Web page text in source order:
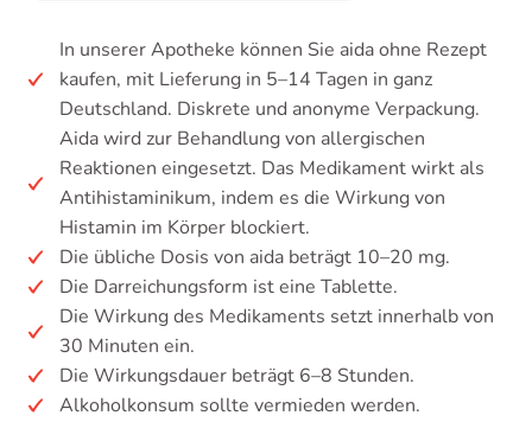
In unserer Apotheke können Sie aida ohne Rezept
kaufen, mit Lieferung in 5–14 Tagen in ganz
Deutschland. Diskrete und anonyme Verpackung.
Aida wird zur Behandlung von allergischen
Reaktionen eingesetzt. Das Medikament wirkt als
Antihistaminikum, indem es die Wirkung von
Histamin im Körper blockiert.
Die übliche Dosis von aida beträgt 10–20 mg.
Die Darreichungsform ist eine Tablette.
Die Wirkung des Medikaments setzt innerhalb von
30 Minuten ein.
Die Wirkungsdauer beträgt 6–8 Stunden.
Alkoholkonsum sollte vermieden werden.